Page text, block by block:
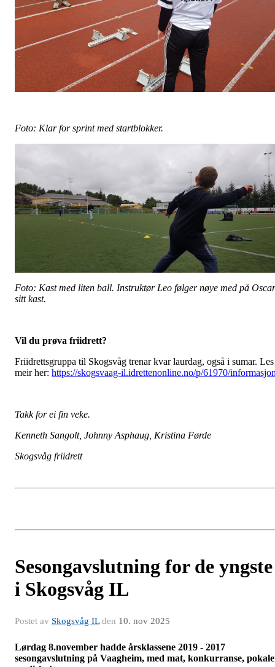
Foto: Klar for sprint med startblokker.
Foto: Kast med liten ball. Instruktør Leo følger nøye med på Oscar
sitt kast.
Vil du prøva friidrett?
Friidrettsgruppa til Skogsvåg trenar kvar laurdag, også i sumar. Les
meir her: https://skogsvaag-il.idrettenonline.no/p/61970/
Takk for ei fin veke.
Kenneth Sangolt, Johnny Asphaug, Kristina Førde
Skogsvåg friidrett
Sesongavslutning for de yngste
i Skogsvåg IL
Postet av Skogsvåg ILden 10. nov 2025
Lørdag 8.november hadde årsklassene 2019 - 2017
sesongavslutning på Vaagheim, med mat, konkurranse,